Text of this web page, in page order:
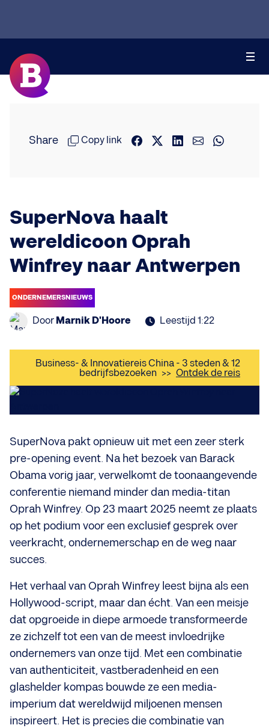
Share Copy link
SuperNova haalt
wereldicoon Oprah
Winfrey naar Antwerpen
ONDERNEMERSNIEUWS
Door Marnik D'Hoore Leestijd 1:22
Business- & Innovatiereis China - 3 steden & 12
bedrijfsbezoeken >> Ontdek de reis
SuperNova pakt opnieuw uit met een zeer sterk
pre-opening event. Na het bezoek van Barack
Obama vorig jaar, verwelkomt de toonaangevende
conferentie niemand minder dan media-titan
Oprah Winfrey. Op 23 maart 2025 neemt ze plaats
op het podium voor een exclusief gesprek over
veerkracht, ondernemerschap en de weg naar
succes.
Het verhaal van Oprah Winfrey leest bijna als een
Hollywood-script, maar dan écht. Van een meisje
dat opgroeide in diepe armoede transformeerde
ze zichzelf tot een van de meest invloedrijke
ondernemers van onze tijd. Met een combinatie
van authenticiteit, vastberadenheid en een
glashelder kompas bouwde ze een media-
imperium dat wereldwijd miljoenen mensen
inspireert. Het is precies die combinatie van